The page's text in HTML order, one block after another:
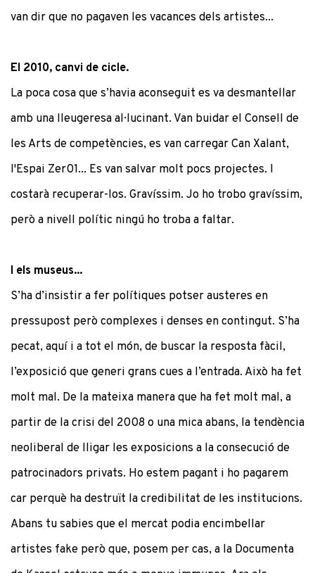
van dir que no pagaven les vacances dels artistes...
El 2010, canvi de cicle.
La poca cosa que s’havia aconseguit es va desmantellar
amb una lleugeresa al·lucinant. Van buidar el Consell de
les Arts de competències, es van carregar Can Xalant,
l'Espai Zer01... Es van salvar molt pocs projectes. I
costarà recuperar-los. Gravíssim. Jo ho trobo gravíssim,
però a nivell polític ningú ho troba a faltar.
I els museus...
S’ha d’insistir a fer polítiques potser austeres en
pressupost però complexes i denses en contingut. S’ha
pecat, aquí i a tot el món, de buscar la resposta fàcil,
l’exposició que generi grans cues a l’entrada. Això ha fet
molt mal. De la mateixa manera que ha fet molt mal, a
partir de la crisi del 2008 o una mica abans, la tendència
neoliberal de lligar les exposicions a la consecució de
patrocinadors privats. Ho estem pagant i ho pagarem
car perquè ha destruït la credibilitat de les institucions.
Abans tu sabies que el mercat podia encimbellar
artistes fake però que, posem per cas, a la Documenta